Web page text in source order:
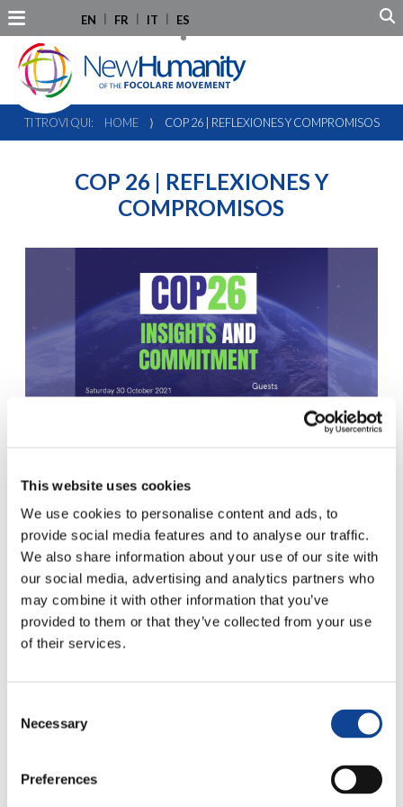
This website uses cookies
We use cookies to personalise content and ads, to
provide social media features and to analyse our traffic.
We also share information about your use of our site with
our social media, advertising and analytics partners who
may combine it with other information that you’ve
provided to them or that they’ve collected from your use
of their services.
Selection
Necessary
Preferences
EN FR IT ES
TI TROVI QUI: HOME ⟩ COP 26 | REFLEXIONES Y COMPROMISOS
COP 26 | REFLEXIONES Y
COMPROMISOS
22.10.2021
El cambio climático está empeorando: hemos visto cómo
aumentan las inundaciones, las fuertes tormentas, los
contaminación del aire y del agua, y otros desastres
naturales.